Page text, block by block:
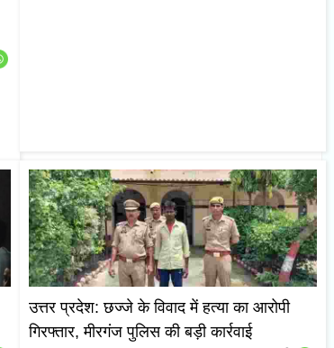
उत्तर प्रदेश: छज्जे के विवाद में हत्या का आरोपी
गिरफ्तार, मीरगंज पुलिस की बड़ी कार्रवाई